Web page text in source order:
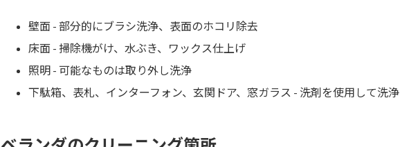
壁面 - 部分的にブラシ洗浄、表面のホコリ除去
床面 - 掃除機がけ、水ぶき、ワックス仕上げ
照明 - 可能なものは取り外し洗浄
下駄箱、表札、インターフォン、玄関ドア、窓ガラス - 洗剤を使用して洗浄